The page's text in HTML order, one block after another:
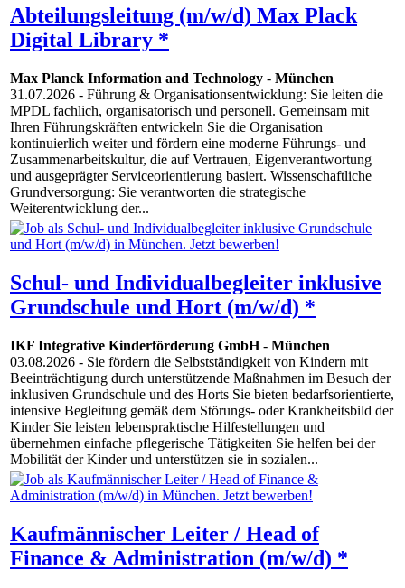
Abteilungsleitung (m/w/d) Max Plack
Digital Library *
Max Planck Information and Technology - München
31.07.2026 - Führung & Organisationsentwicklung: Sie leiten die
MPDL fachlich, organisatorisch und personell. Gemeinsam mit
Ihren Führungskräften entwickeln Sie die Organisation
kontinuierlich weiter und fördern eine moderne Führungs- und
Zusammenarbeitskultur, die auf Vertrauen, Eigenverantwortung
und ausgeprägter Serviceorientierung basiert. Wissenschaftliche
Grundversorgung: Sie verantworten die strategische
Weiterentwicklung der...
Schul- und Individualbegleiter inklusive
Grundschule und Hort (m/w/d) *
IKF Integrative Kinderförderung GmbH- München
03.08.2026 - Sie fördern die Selbstständigkeit von Kindern mit
Beeinträchtigung durch unterstützende Maßnahmen im Besuch der
inklusiven Grundschule und des Horts Sie bieten bedarfsorientierte,
intensive Begleitung gemäß dem Störungs- oder Krankheitsbild der
Kinder Sie leisten lebenspraktische Hilfestellungen und
übernehmen einfache pflegerische Tätigkeiten Sie helfen bei der
Mobilität der Kinder und unterstützen sie in sozialen...
Kaufmännischer Leiter / Head of
Finance & Administration (m/w/d) *